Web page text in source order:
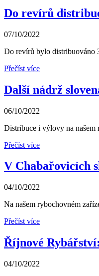
Do revírů
07/10/2022
Do revírů bylo distribuováno
Přečíst více
Další nádrž
06/10/2022
Distribuce i výlovy na našem
Přečíst více
V Chabařovicích
04/10/2022
Na našem rybochovném
Přečíst více
Říjnové
04/10/2022